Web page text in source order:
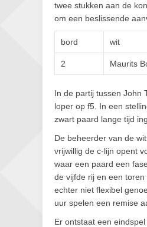
twee stukken aan de
om een beslissende
bord wit
2 Maurits
In de partij tussen John
loper op f5. In een
zwart paard lange tijd
De beheerder van de
vrijwillig de c-lijn opent
waar een paard een
de vijfde rij en een
echter niet flexibel
uur spelen een remise
Er ontstaat een